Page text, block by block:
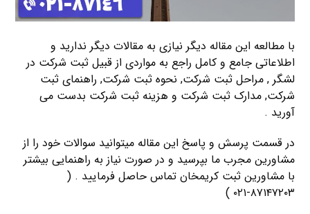
با مطالعه این مقاله دیگر نیازی به مقالات دیگر ندارید و
اطلاعاتی جامع و کامل راجع به مواردی از قبیل ثبت شرکت در
لشگر , مراحل ثبت شرکت, نحوه ثبت شرکت, راهنمای ثبت
شرکت, مدارک ثبت شرکت و هزینه ثبت شرکت بدست می
آورید .
در قسمت پرسش و پاسخ این مقاله میتوانید سوالات خود را از
مشاورین مجرب ما بپرسید و در صورت نیاز به راهنمایی بیشتر
با مشاورین ثبت کریمخان تماس حاصل فرمایید . (
۸۷۱۴۷۲۰۳-۰۲۱ )